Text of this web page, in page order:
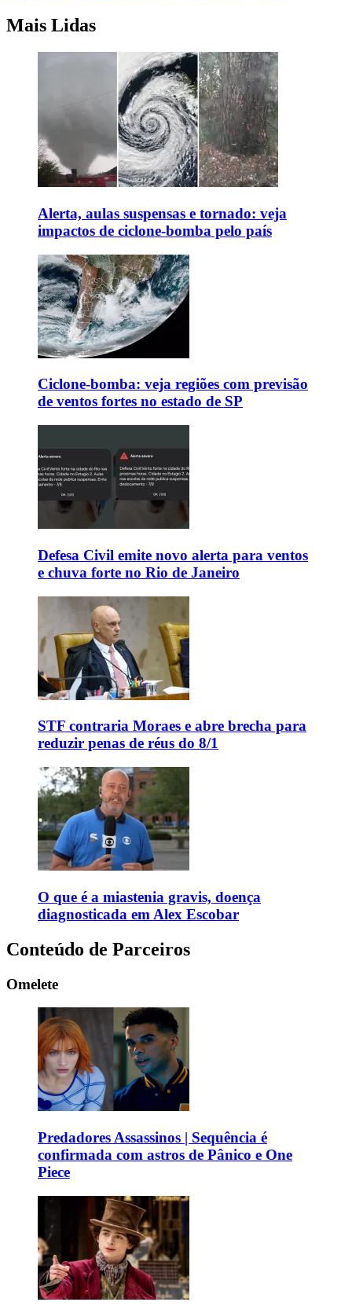
Mais Lidas
Alerta, aulas suspensas e tornado: veja
impactos de ciclone-bomba pelo país
Ciclone-bomba: veja regiões com previsão
de ventos fortes no estado de SP
Defesa Civil emite novo alerta para ventos
e chuva forte no Rio de Janeiro
STF contraria Moraes e abre brecha para
reduzir penas de réus do 8/1
O que é a miastenia gravis, doença
diagnosticada em Alex Escobar
Conteúdo de Parceiros
Omelete
Predadores Assassinos | Sequência é
confirmada com astros de Pânico e One
Piece